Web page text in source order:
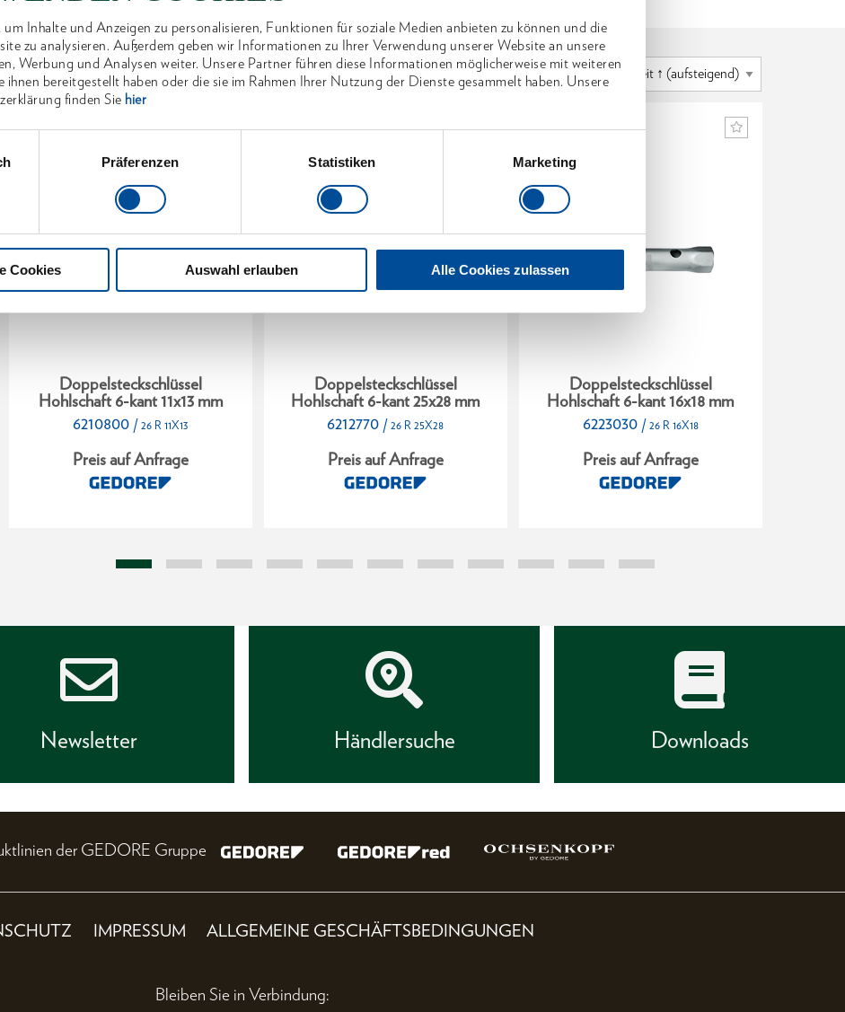
Inhalte und Anzeigen zu personalisieren, Funktionen für soziale Medien anbieten zu können und die
zu analysieren. Außerdem geben wir Informationen zu Ihrer Verwendung unserer Website an unsere
Werbung und Analysen weiter. Unsere Partner führen diese Informationen möglicherweise mit weiteren
ihnen bereitgestellt haben oder die sie im Rahmen Ihrer Nutzung der Dienste gesammelt haben. Unsere
finden Sie hier
Präferenzen Statistiken Marketing
Cookies Auswahl erlauben Alle Cookies zulassen
Doppelsteckschlüssel
Hohlschaft 6-kant 11x13 mm
6210800 / 26 R 11X13
Preis auf Anfrage
Doppelsteckschlüssel
Hohlschaft 6-kant 25x28 mm
6212770 / 26 R 25X28
Preis auf Anfrage
Doppelsteckschlüssel
Hohlschaft 6-kant 16x18 mm
6223030 / 26 R 16X18
Preis auf Anfrage
Newsletter Händlersuche Downloads
der GEDORE Gruppe
IMPRESSUM ALLGEMEINE GESCHÄFTSBEDINGUNGEN
Bleiben Sie in Verbindung: